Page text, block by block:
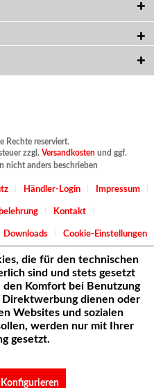
Rechte reserviert.
zzgl. Versandkostenund ggf.
nicht anders beschrieben
Händler-Login Impressum
Kontakt
Downloads Cookie-Einstellungen
die für den technischen
sind und stets gesetzt
Komfort bei Benutzung
dienen oder
Websites und sozialen
werden nur mit Ihrer
gesetzt.
Konfigurieren